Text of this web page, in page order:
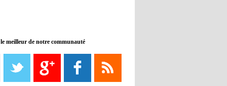
08:21 - 2022/11/08
Liverpool mis en vente par son
propriétaire
meilleur de notre communauté